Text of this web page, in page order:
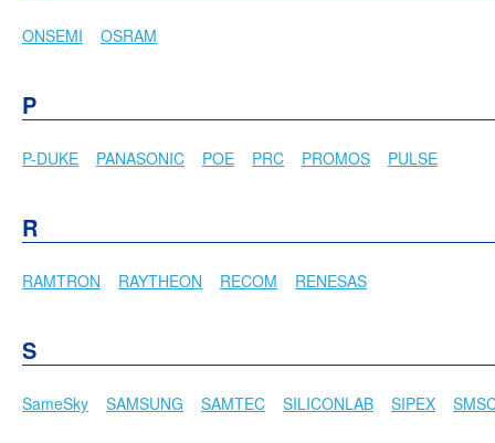
ONSEMI OSRAM
P
P-DUKE PANASONIC POE PRC PROMOS PULSE
R
RAMTRON RAYTHEON RECOM RENESAS
S
SameSky SAMSUNG SAMTEC SILICONLAB SIPEX